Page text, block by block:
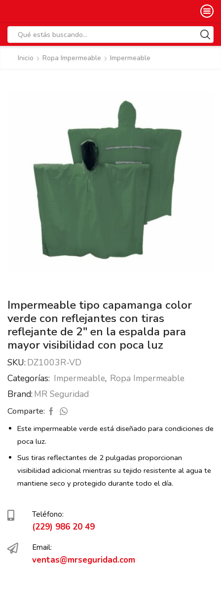
input
Inicio
Ropa Impermeable Impermeable
Impermeable tipo capamanga color
verde con reflejantes con tiras
reflejante de 2″ en la espalda para
mayor visibilidad con poca luz
SKU: DZ1003R-VD
Categorías: Impermeable, Ropa Impermeable
Brand: MR Seguridad
Comparte:
Este impermeable verde está diseñado para condiciones de
poca luz.
Sus tiras reflectantes de 2 pulgadas proporcionan
visibilidad adicional mientras su tejido resistente al agua te
mantiene seco y protegido durante todo el día.
Teléfono:
(229) 986 20 49
Email:
ventas@mrseguridad.com